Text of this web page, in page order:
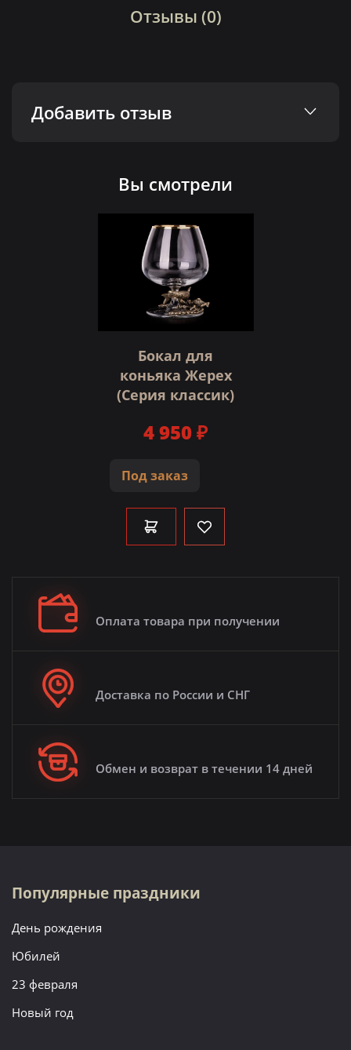
Отзывы (0)
Добавить отзыв
Вы смотрели
Бокал для
коньяка Жерех
(Серия классик)
Под заказ
4 950 ₽
Оплата товара при получении
Доставка по России и СНГ
Обмен и возврат в течении 14 дней
Популярные праздники
День рождения
Юбилей
23 февраля
Новый год